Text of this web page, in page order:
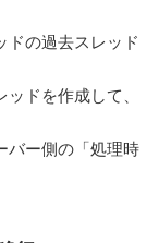
ドの過去スレッド
ドを作成して、
バー側の「処理時